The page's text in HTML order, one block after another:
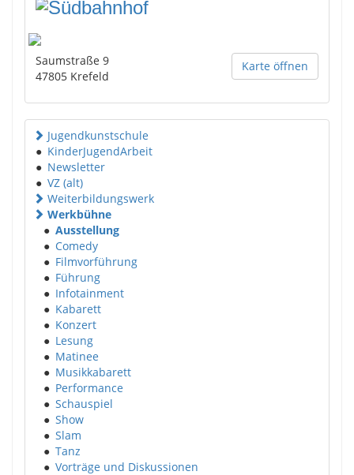
Karte öffnen
Saumstraße 9
47805 Krefeld
Jugendkunstschule
● KinderJugendArbeit
● Newsletter
● VZ (alt)
Weiterbildungswerk
Werkbühne
● Ausstellung
● Comedy
● Filmvorführung
● Führung
● Infotainment
● Kabarett
● Konzert
● Lesung
● Matinee
● Musikkabarett
● Performance
● Schauspiel
● Show
● Slam
● Tanz
● Vorträge und Diskussionen